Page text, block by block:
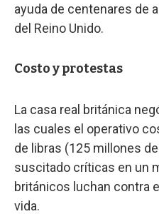
ayuda de centenares de
del Reino Unido.
Costo y protestas
La casa real británica
las cuales el operativo
de libras (125 millones
suscitado críticas en un
británicos luchan contra
vida.